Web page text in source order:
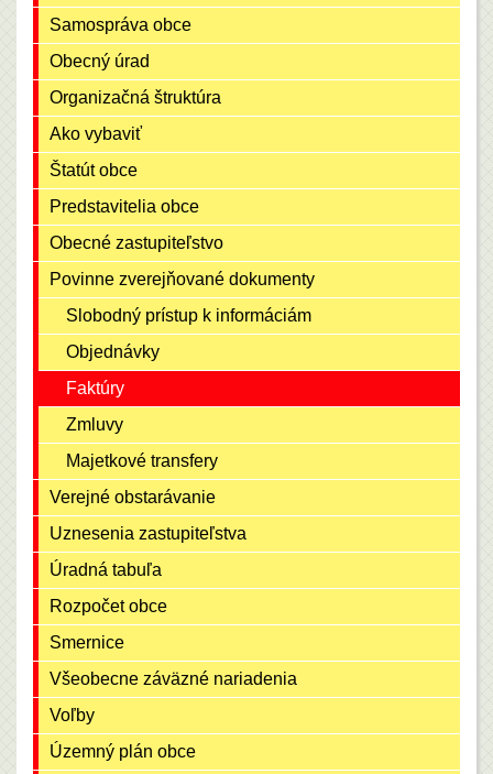
Samospráva obce
Obecný úrad
Organizačná štruktúra
Ako vybaviť
Štatút obce
Predstavitelia obce
Obecné zastupiteľstvo
Povinne zverejňované dokumenty
Slobodný prístup k informáciám
Objednávky
Faktúry
Zmluvy
Majetkové transfery
Verejné obstarávanie
Uznesenia zastupiteľstva
Úradná tabuľa
Rozpočet obce
Smernice
Všeobecne záväzné nariadenia
Voľby
Územný plán obce